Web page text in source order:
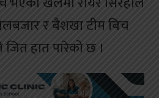
र बैशखा टीम बिच
हात पारेको छ ।